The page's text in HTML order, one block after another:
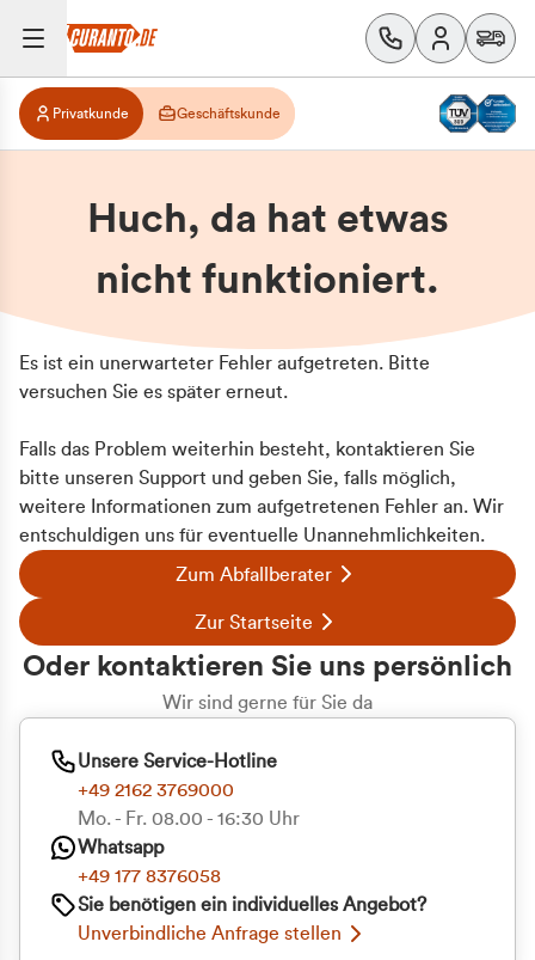
Privatkunde Geschäftskunde
Huch, da hat etwas
nicht funktioniert.
Es ist ein unerwarteter Fehler aufgetreten. Bitte
versuchen Sie es später erneut.
Falls das Problem weiterhin besteht, kontaktieren Sie
bitte unseren Support und geben Sie, falls möglich,
weitere Informationen zum aufgetretenen Fehler an. Wir
entschuldigen uns für eventuelle Unannehmlichkeiten.
Zum Abfallberater
Zur Startseite
Oder kontaktieren Sie uns persönlich
Wir sind gerne für Sie da
Unsere Service-Hotline
+49 2162 3769000
Mo. - Fr. 08.00 - 16:30 Uhr
Whatsapp
+49 177 8376058
Sie benötigen ein individuelles Angebot?
Unverbindliche Anfrage stellen